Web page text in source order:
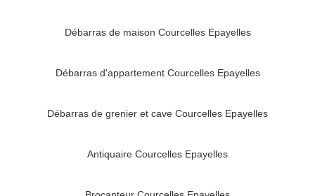
Débarras de maison Courcelles Epayelles
Débarras d'appartement Courcelles Epayelles
Débarras de grenier et cave Courcelles Epayelles
Antiquaire Courcelles Epayelles